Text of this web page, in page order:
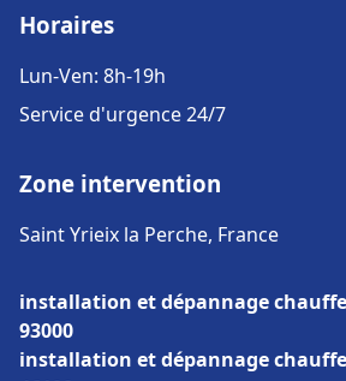
Horaires
Lun-Ven: 8h-19h
Service d'urgence 24/7
Zone intervention
Saint Yrieix la Perche, France
installation et dépannage
93000
installation et dépannage